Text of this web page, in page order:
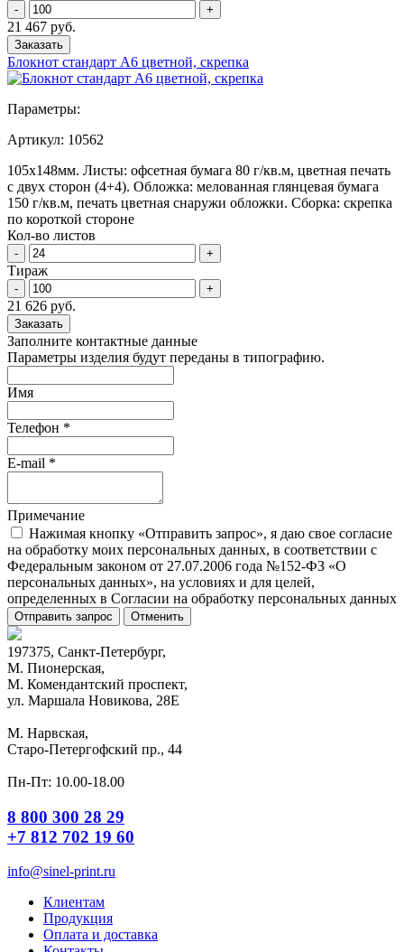
- +
21 467 руб.
Заказать
Блокнот стандарт А6 цветной, скрепка
Параметры:
Артикул: 10562
105х148мм. Листы: офсетная бумага 80 г/кв.м, цветная печать
с двух сторон (4+4). Обложка: мелованная глянцевая бумага
150 г/кв.м, печать цветная снаружи обложки. Сборка: скрепка
по короткой стороне
Кол-во листов
- +
Тираж
- +
21 626 руб.
Заказать
Заполните контактные данные
Параметры изделия будут переданы в типографию.
Имя
Телефон *
E-mail *
Примечание
Нажимая кнопку «Отправить запрос», я даю свое согласие
на обработку моих персональных данных, в соответствии с
Федеральным законом от 27.07.2006 года №152-ФЗ «О
персональных данных», на условиях и для целей,
определенных в Согласии на обработку персональных данных
Отправить запрос Отменить
197375, Санкт-Петербург,
М. Пионерская,
М. Комендантский проспект,
ул. Маршала Новикова, 28Е
М. Нарвская,
Старо-Петергофский пр., 44
Пн-Пт: 10.00-18.00
8 800 300 28 29
+7 812 702 19 60
info@sinel-print.ru
Клиентам
Продукция
Оплата и доставка